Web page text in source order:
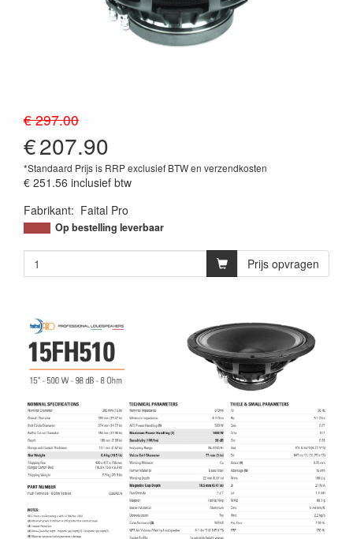
€ 297.00
€207.90
*Standaard Prijs is RRP exclusief BTW en verzendkosten
€ 251.56 inclusief btw
Fabrikant: Faital Pro
Op bestelling leverbaar
Prijs opvragen